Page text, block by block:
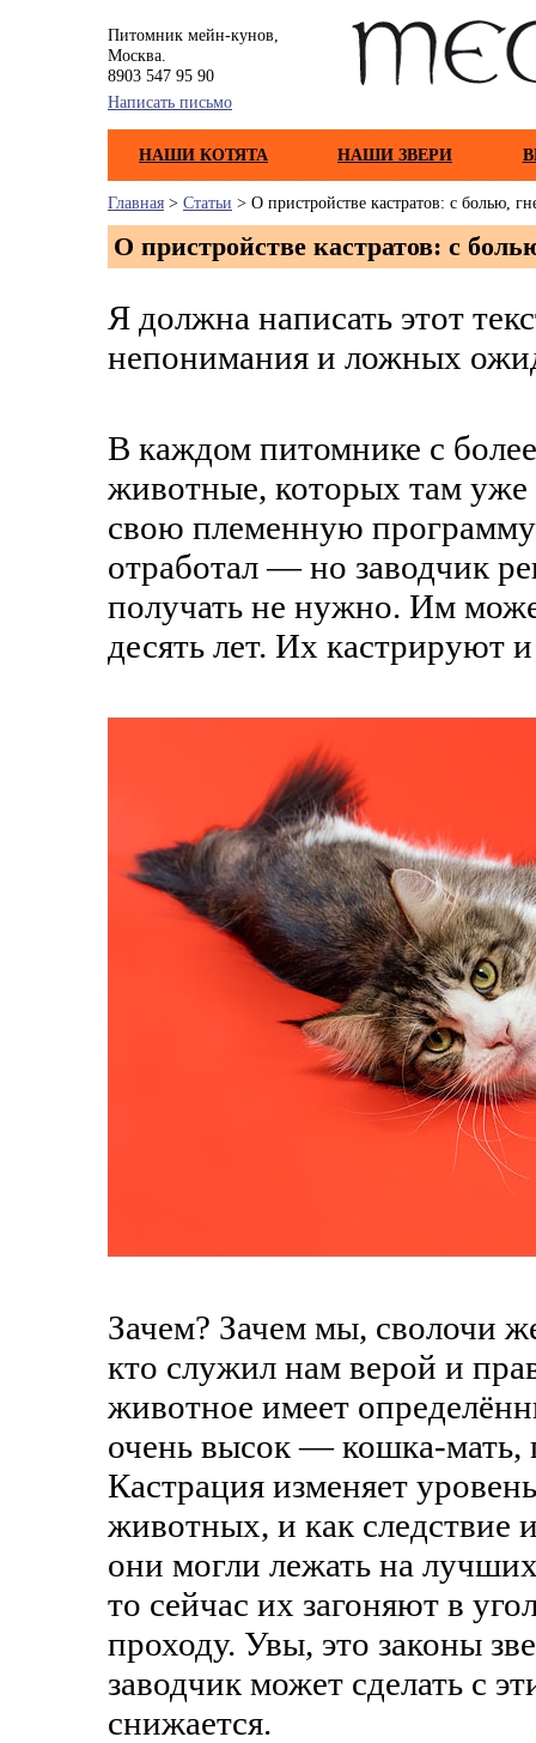
Питомник мейн-кунов,
Москва.
8903 547 95 90
Написать письмо
НАШИ КОТЯТА НАШИ ЗВЕРИ
Главная > Статьи > О пристройстве кастратов: с болью,
О пристройстве кастратов: с
Я должна написать этот
непонимания и ложных
В каждом питомнике с
животные, которых там уже
свою племенную
отработал — но заводчик
получать не нужно. Им
десять лет. Их кастрируют
Зачем? Зачем мы, сволочи
кто служил нам верой и
животное имеет
очень высок — кошка-мать,
Кастрация изменяет
животных, и как следствие
они могли лежать на
то сейчас их загоняют в
проходу. Увы, это законы
заводчик может сделать с
снижается.